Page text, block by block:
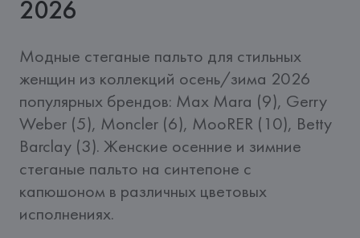
2026
Модные стеганые пальто для стильных
женщин из коллекций осень/зима 2026
популярных брендов: Max Mara (9), Gerry
Weber (5), Moncler (6), MooRER (10), Betty
Barclay (3). Женские осенние и зимние
стеганые пальто на синтепоне с
капюшоном в различных цветовых
исполнениях.